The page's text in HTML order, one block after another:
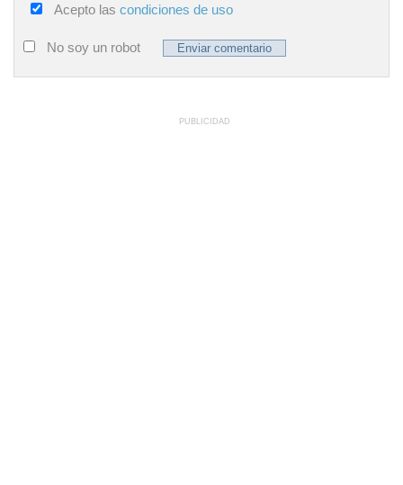
Acepto las condiciones de uso
No soy un robot
PUBLICIDAD